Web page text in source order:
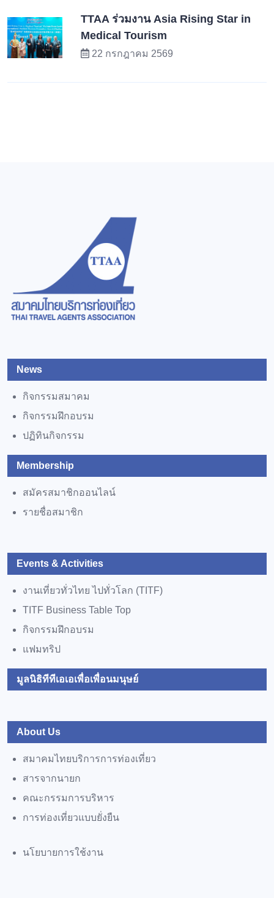
TTAA ร่วมงาน Asia Rising Star in
Medical Tourism
22 กรกฎาคม 2569
News
กิจกรรมสมาคม
กิจกรรมฝึกอบรม
ปฏิทินกิจกรรม
Membership
สมัครสมาชิกออนไลน์
รายชื่อสมาชิก
Events & Activities
งานเที่ยวทั่วไทย ไปทั่วโลก (TITF)
TITF Business Table Top
กิจกรรมฝึกอบรม
แฟมทริป
มูลนิธิทีทีเอเอเพื่อเพื่อนมนุษย์
About Us
สมาคมไทยบริการการท่องเที่ยว
สารจากนายก
คณะกรรมการบริหาร
การท่องเที่ยวแบบยั่งยืน
นโยบายการใช้งาน